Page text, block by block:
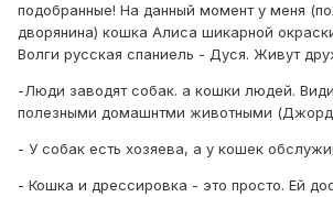
подобранные! На данный момент у меня
дворянина) кошка Алиса шикарной
Волги русская спаниель - Дуся. Живут
-Люди заводят собак. а кошки людей.
полезными домашнтми животными
- У собак есть хозяева, а у кошек
- Кошка и дрессировка - это просто. Ей